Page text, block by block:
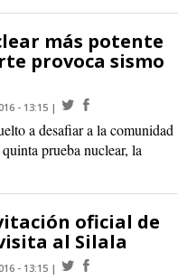
más potente
provoca sismo
- 13:15
a desafiar a la comunidad
prueba nuclear, la
oficial de
al Silala
- 13:15